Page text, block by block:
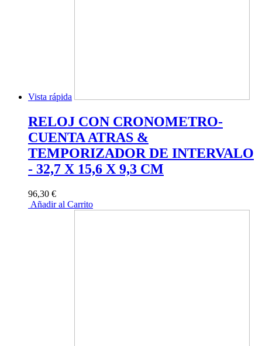
Vista rápida
RELOJ CON CRONOMETRO-
CUENTA ATRAS &
TEMPORIZADOR DE INTERVALO
- 32,7 X 15,6 X 9,3 CM
96,30 €
Añadir al Carrito